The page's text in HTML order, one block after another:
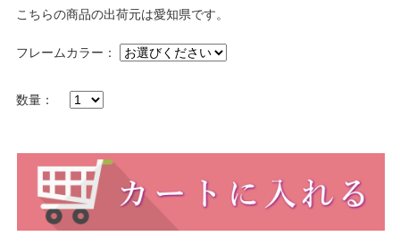
こちらの商品の出荷元は愛知県です。
フレームカラー：
数量：